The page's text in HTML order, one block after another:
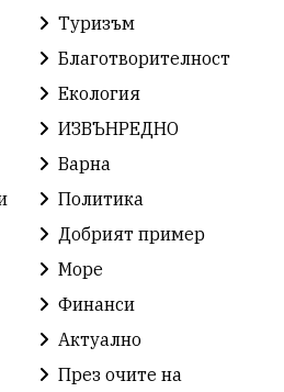
Волейбол Карин дом
Ден на детето
Девня
Изложба
Дарения
Туризъм
Благотворителност
Екология
ИЗВЪНРЕДНО
Варна
Политика
Добрият пример
Море
Финанси
Актуално
През очите на